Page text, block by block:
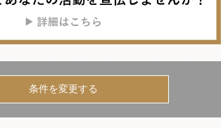
条件を変更する